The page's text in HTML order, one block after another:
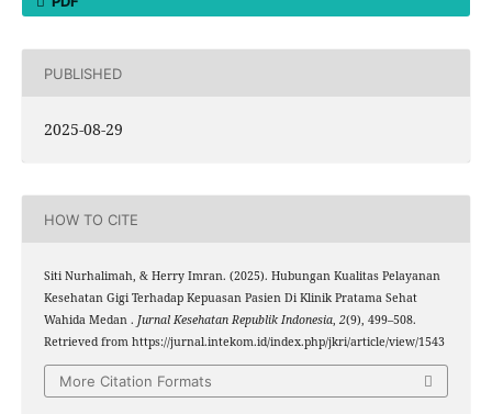
PUBLISHED
2025-08-29
HOW TO CITE
Siti Nurhalimah, & Herry Imran. (2025). Hubungan Kualitas Pelayanan
Kesehatan Gigi Terhadap Kepuasan Pasien Di Klinik Pratama Sehat
Wahida Medan . Jurnal Kesehatan Republik Indonesia, 2(9), 499–508.
Retrieved from https://jurnal.intekom.id/index.php/jkri/article/view/1543
More Citation Formats